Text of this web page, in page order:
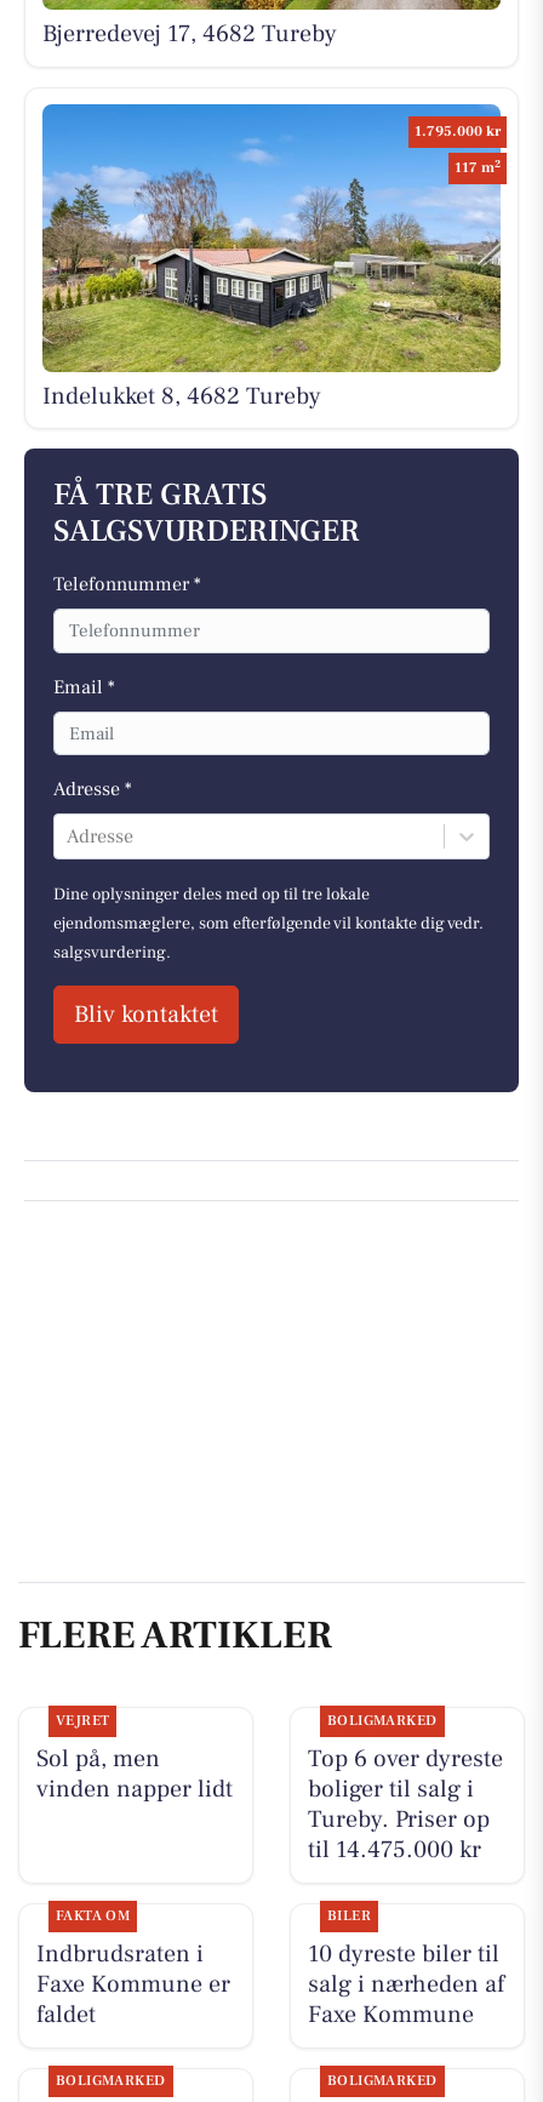
Bjerredevej 17, 4682 Tureby
1.795.000 kr
117 m2
Indelukket 8, 4682 Tureby
FÅ TRE GRATIS
SALGSVURDERINGER
Telefonnummer *
Email *
Adresse *
Adresse
Dine oplysninger deles med op til tre lokale
ejendomsmæglere, som efterfølgende vil kontakte dig vedr.
salgsvurdering.
Bliv kontaktet
FLERE ARTIKLER
VEJRET
Sol på, men
vinden napper lidt
BOLIGMARKED
Top 6 over dyreste
boliger til salg i
Tureby. Priser op
til 14.475.000 kr
FAKTA OM
Indbrudsraten i
Faxe Kommune er
faldet
BILER
10 dyreste biler til
salg i nærheden af
Faxe Kommune
BOLIGMARKED BOLIGMARKED